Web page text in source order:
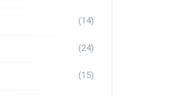
(14)
(24)
(15)